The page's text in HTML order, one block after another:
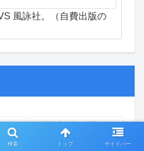
風詠社。（自費出版の
精神病患者の日常
一回休み ついカッとなった
検索 トップ サイドバー